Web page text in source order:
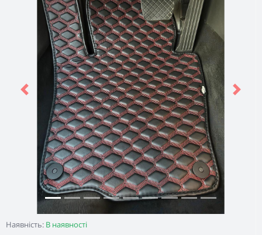
Наявність: В наявності
Previous Next